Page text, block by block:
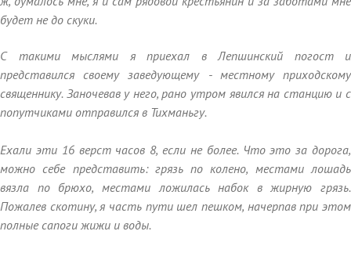
будет не до скуки.
С такими мыслями я приехал в Лепшинский погост и
представился своему заведующему - местному приходскому
священнику. Заночевав у него, рано утром явился на станцию и с
попутчиками отправился в Тихманьгу.
Ехали эти 16 верст часов 8, если не более. Что это за дорога,
можно себе представить: грязь по колено, местами лошадь
вязла по брюхо, местами ложилась набок в жирную грязь.
Пожалев скотину, я часть пути шел пешком, начерпав при этом
полные сапоги жижи и воды.